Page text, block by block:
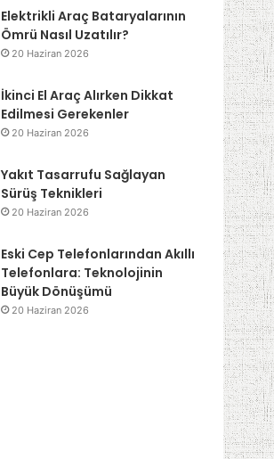
Elektrikli Araç Bataryalarının
Ömrü Nasıl Uzatılır?
20 Haziran 2026
İkinci El Araç Alırken Dikkat
Edilmesi Gerekenler
20 Haziran 2026
Yakıt Tasarrufu Sağlayan
Sürüş Teknikleri
20 Haziran 2026
Eski Cep Telefonlarından Akıllı
Telefonlara: Teknolojinin
Büyük Dönüşümü
20 Haziran 2026